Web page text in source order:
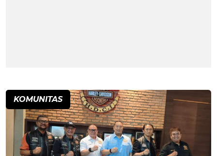
KOMUNITAS